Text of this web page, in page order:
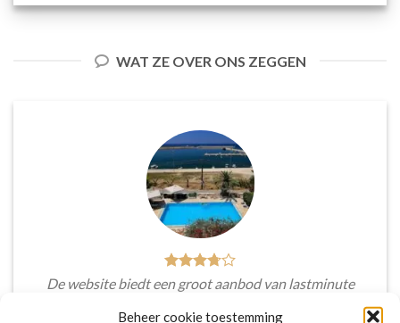
Beheer cookie toestemming
WAT ZE OVER ONS ZEGGEN
De website biedt een groot aanbod van lastminute